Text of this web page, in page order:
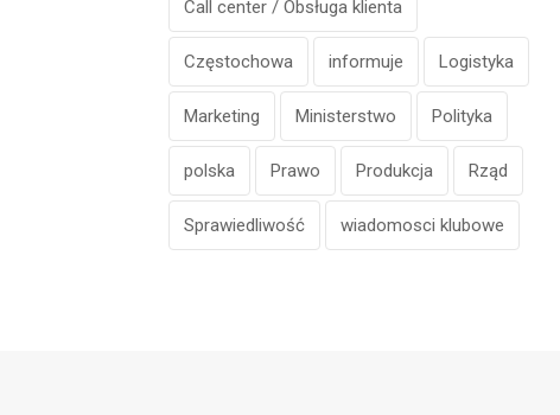
Call center / Obsługa klienta
Częstochowa informuje Logistyka
Marketing Ministerstwo Polityka
polska Prawo Produkcja Rząd
Sprawiedliwość wiadomosci klubowe